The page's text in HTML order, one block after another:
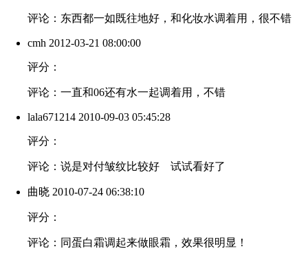
评论：东西都一如既往地好，和化妆水调着用，很不错
cmh 2012-03-21 08:00:00
评分：
评论：一直和06还有水一起调着用，不错
lala671214 2010-09-03 05:45:28
评分：
评论：说是对付皱纹比较好 试试看好了
曲晓 2010-07-24 06:38:10
评分：
评论：同蛋白霜调起来做眼霜，效果很明显！